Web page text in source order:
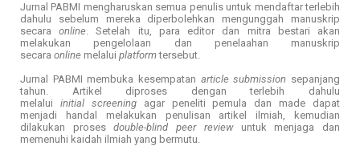
Jurnal PABMI mengharuskan semua penulis untuk mendaftar terlebih
dahulu sebelum mereka diperbolehkan mengunggah manuskrip
secaraonline. Setelah itu, para editor dan mitra bestari akan
melakukan pengelolaan dan penelaahan manuskrip
secara online melalui platformtersebut.
Jurnal PABMI membuka kesempatan article submission sepanjang
tahun. Artikel diproses dengan terlebih dahulu
melalui initial screeningagar peneliti pemula dan made dapat
menjadi handal melakukan penulisan artikel ilmiah, kemudian
dilakukan prosesdouble-blind peer reviewuntuk menjaga dan
memenuhi kaidah ilmiah yang bermutu.